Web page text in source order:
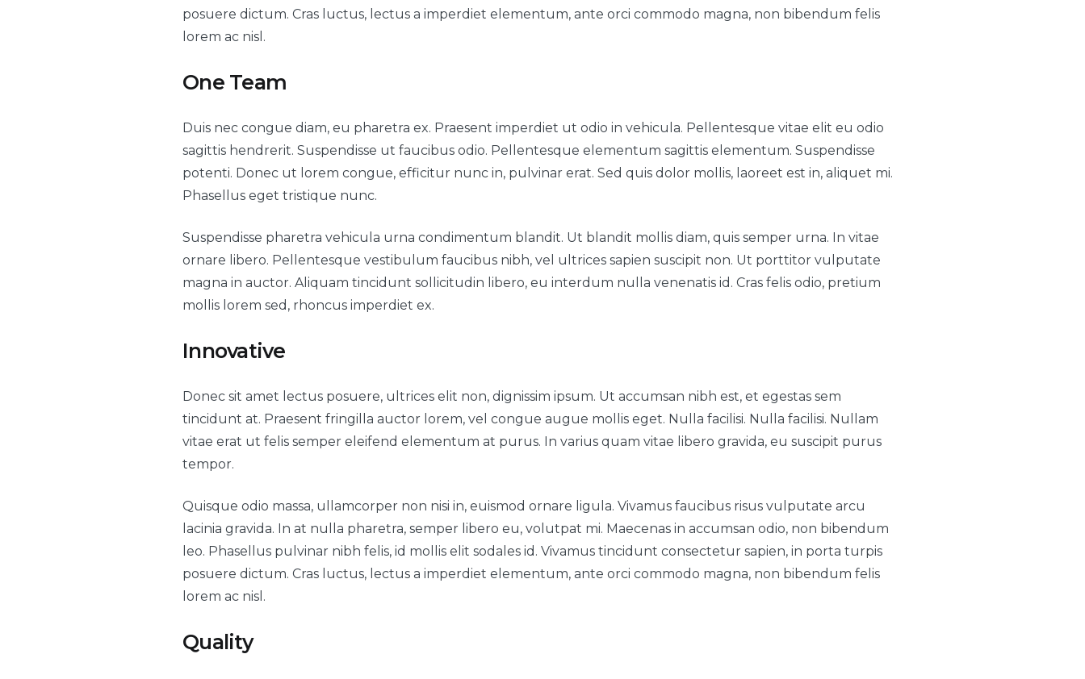
posuere dictum. Cras luctus, lectus a imperdiet elementum, ante orci commodo magna, non bibendum felis
lorem ac nisl.
One Team
Duis nec congue diam, eu pharetra ex. Praesent imperdiet ut odio in vehicula. Pellentesque vitae elit eu odio
sagittis hendrerit. Suspendisse ut faucibus odio. Pellentesque elementum sagittis elementum. Suspendisse
potenti. Donec ut lorem congue, efficitur nunc in, pulvinar erat. Sed quis dolor mollis, laoreet est in, aliquet mi.
Phasellus eget tristique nunc.
Suspendisse pharetra vehicula urna condimentum blandit. Ut blandit mollis diam, quis semper urna. In vitae
ornare libero. Pellentesque vestibulum faucibus nibh, vel ultrices sapien suscipit non. Ut porttitor vulputate
magna in auctor. Aliquam tincidunt sollicitudin libero, eu interdum nulla venenatis id. Cras felis odio, pretium
mollis lorem sed, rhoncus imperdiet ex.
Innovative
Donec sit amet lectus posuere, ultrices elit non, dignissim ipsum. Ut accumsan nibh est, et egestas sem
tincidunt at. Praesent fringilla auctor lorem, vel congue augue mollis eget. Nulla facilisi. Nulla facilisi. Nullam
vitae erat ut felis semper eleifend elementum at purus. In varius quam vitae libero gravida, eu suscipit purus
tempor.
Quisque odio massa, ullamcorper non nisi in, euismod ornare ligula. Vivamus faucibus risus vulputate arcu
lacinia gravida. In at nulla pharetra, semper libero eu, volutpat mi. Maecenas in accumsan odio, non bibendum
leo. Phasellus pulvinar nibh felis, id mollis elit sodales id. Vivamus tincidunt consectetur sapien, in porta turpis
posuere dictum. Cras luctus, lectus a imperdiet elementum, ante orci commodo magna, non bibendum felis
lorem ac nisl.
Quality